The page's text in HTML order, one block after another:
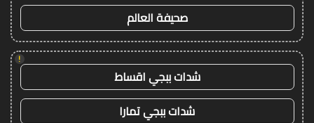
صحيفة العالم
!
شدات ببجي اقساط
شدات ببجي تمارا